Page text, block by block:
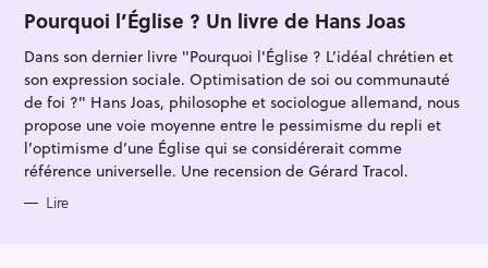
T
E
O
I
E
S
Pourquoi l’Église ? Un livre de Hans Joas
Dans son dernier livre "Pourquoi l'Église ? L’idéal chrétien et
son expression sociale. Optimisation de soi ou communauté
de foi ?" Hans Joas, philosophe et sociologue allemand, nous
propose une voie moyenne entre le pessimisme du repli et
l’optimisme d’une Église qui se considérerait comme
référence universelle. Une recension de Gérard Tracol.
Lire